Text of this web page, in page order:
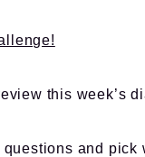
this week’s
questions and pick